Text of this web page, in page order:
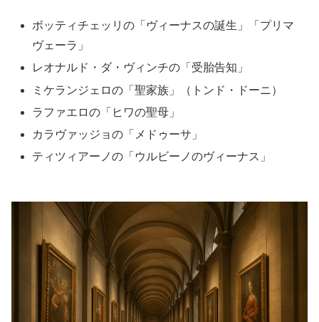
ボッティチェッリの「ヴィーナスの誕生」「プリマ
ヴェーラ」
レオナルド・ダ・ヴィンチの「受胎告知」
ミケランジェロの「聖家族」（トンド・ドーニ）
ラファエロの「ヒワの聖母」
カラヴァッジョの「メドゥーサ」
ティツィアーノの「ウルビーノのヴィーナス」